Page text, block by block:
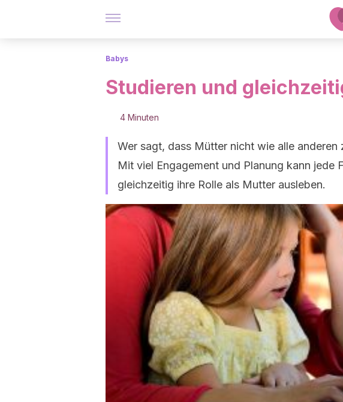
Babys
Studieren und
4 Minuten
Wer sagt, dass Mütter nicht wie alle anderen
Mit viel Engagement und Planung kann jede
gleichzeitig ihre Rolle als Mutter ausleben.